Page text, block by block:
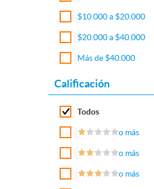
$10.000 a $20.000
$20.000 a $40.000
Más de $40.000
Calificación
Todos
o más
o más
o más